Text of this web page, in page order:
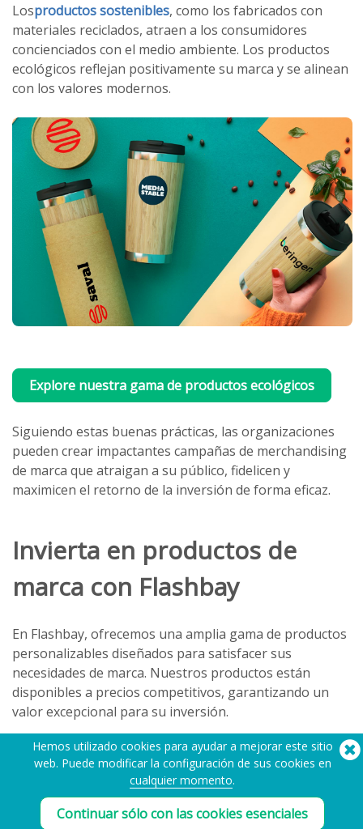
Losproductos sostenibles, como los fabricados con
materiales reciclados, atraen a los consumidores
concienciados con el medio ambiente. Los productos
ecológicos reflejan positivamente su marca y se alinean
con los valores modernos.
Explore nuestra gama de productos ecológicos
Siguiendo estas buenas prácticas, las organizaciones
pueden crear impactantes campañas de merchandising
de marca que atraigan a su público, fidelicen y
maximicen el retorno de la inversión de forma eficaz.
Invierta en productos de
marca con Flashbay
En Flashbay, ofrecemos una amplia gama de productos
personalizables diseñados para satisfacer sus
necesidades de marca. Nuestros productos están
disponibles a precios competitivos, garantizando un
valor excepcional para su inversión.
Con nuestros rápidos plazos de entrega, puede
empezar a aprovechar sus productos promocionales
para generar clientes potenciales e ingresos en tan
sólo 5 días.
Hemos utilizado cookies para ayudar a mejorar este sitio
web. Puede modificar la configuración de sus cookies en
cualquier momento.
Continuar sólo con las cookies esenciales